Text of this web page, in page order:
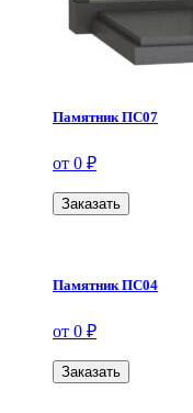
Памятник ПС07
от 0 ₽
Заказать
Памятник ПС04
от 0 ₽
Заказать